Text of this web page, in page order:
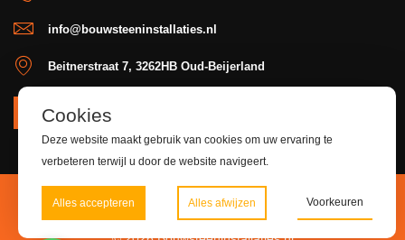
info@bouwsteeninstallaties.nl
Beitnerstraat 7, 3262HB Oud-Beijerland
OFFERTE
Cookies
Deze website maakt gebruik van cookies om uw ervaring te
verbeteren terwijl u door de website navigeert.
Alles accepteren Alles afwijzen Voorkeuren